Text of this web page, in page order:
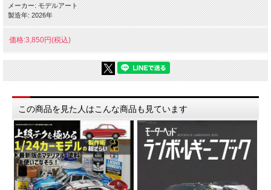
メーカー: モデルアート
製造年: 2026年
価格:3,850円(税込)
この商品を見た人はこんな商品も見ています